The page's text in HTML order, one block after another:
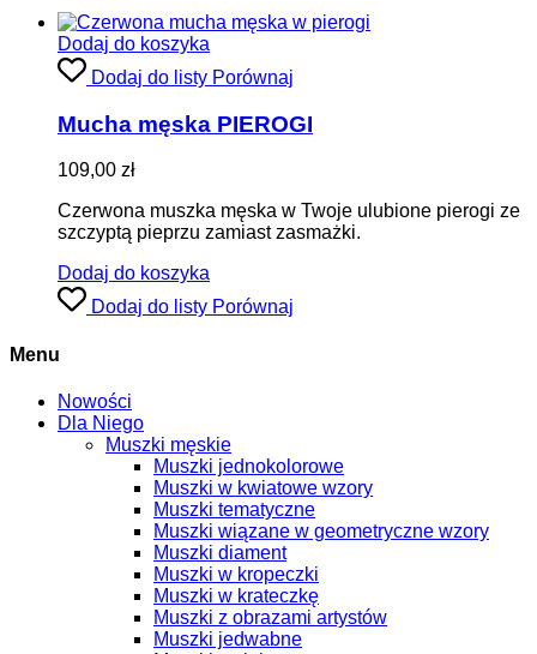
Dodaj do koszyka
Dodaj do listy Porównaj
Mucha męska PIEROGI
109,00 zł
Czerwona muszka męska w Twoje ulubione pierogi ze
szczyptą pieprzu zamiast zasmażki.
Dodaj do koszyka
Dodaj do listy Porównaj
Menu
Nowości
Dla Niego
Muszki męskie
Muszki jednokolorowe
Muszki w kwiatowe wzory
Muszki tematyczne
Muszki wiązane w geometryczne wzory
Muszki diament
Muszki w kropeczki
Muszki w krateczkę
Muszki z obrazami artystów
Muszki jedwabne